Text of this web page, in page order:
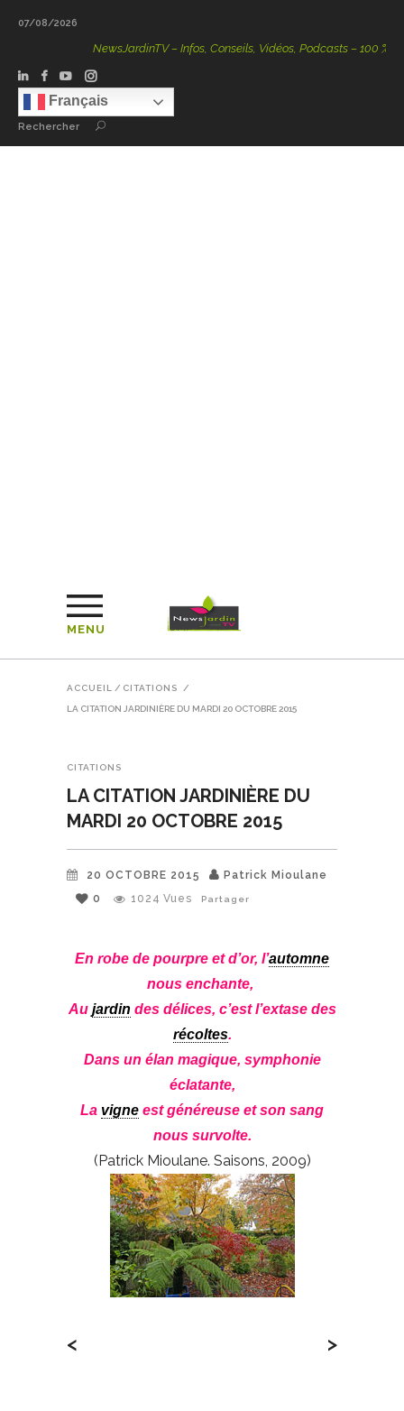
07/08/2026
NewsJardinTV – Infos, Conseils, Vidéos, Podcasts – 100 % Nature
Français
Rechercher
MENU
ACCUEIL / CITATIONS /
LA CITATION JARDINIÈRE DU MARDI 20 OCTOBRE 2015
CITATIONS
LA CITATION JARDINIÈRE DU
MARDI 20 OCTOBRE 2015
20 OCTOBRE 2015
Patrick Mioulane
0
1024 Vues Partager
En robe de pourpre et d’or, l’automne
nous enchante,
Au jardin des délices, c’est l’extase des
récoltes.
Dans un élan magique, symphonie
éclatante,
La vigne est généreuse et son sang
nous survolte.
(Patrick Mioulane. Saisons, 2009)
< >